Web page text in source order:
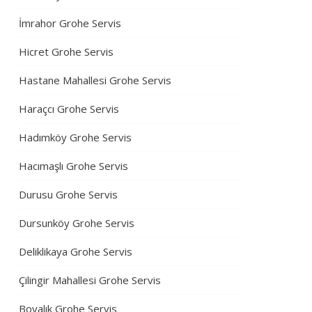
İmrahor Grohe Servis
Hicret Grohe Servis
Hastane Mahallesi Grohe Servis
Haraçcı Grohe Servis
Hadımköy Grohe Servis
Hacımaşlı Grohe Servis
Durusu Grohe Servis
Dursunköy Grohe Servis
Deliklikaya Grohe Servis
Çilingir Mahallesi Grohe Servis
Boyalık Grohe Servis